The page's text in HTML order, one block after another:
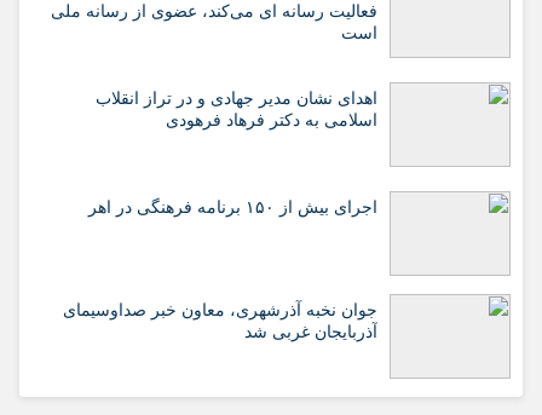
فعالیت رسانه ای می‌کند، عضوی از رسانه ملی
است
اهدای نشان مدیر جهادی و در تراز انقلاب
اسلامی به دکتر فرهاد فرهودی
اجرای بیش از ۱۵۰ برنامه فرهنگی در اهر
جوان نخبه آذرشهری، معاون خبر صداوسیمای
آذربایجان غربی شد